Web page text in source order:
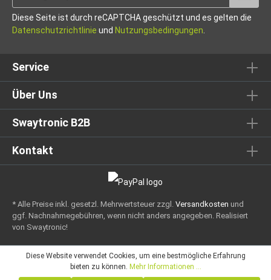
Diese Seite ist durch reCAPTCHA geschützt und es gelten die
Datenschutzrichtlinie und Nutzungsbedingungen
Service
Über Uns
Swaytronic B2B
Kontakt
* Alle Preise inkl. gesetzl. Mehrwertsteuer zzgl. Versandkosten und
ggf. Nachnahmegebühren, wenn nicht anders angegeben. Realisiert
von Swaytronic!
Diese Website verwendet Cookies, um eine bestmögliche Erfahrung
bieten zu können. Mehr Informationen ...